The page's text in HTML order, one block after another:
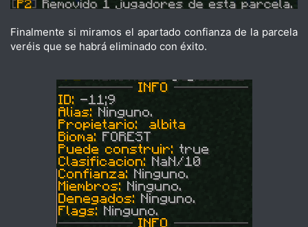
Finalmente si miramos el apartado confianza de la parcela
veréis que se habrá eliminado con éxito.